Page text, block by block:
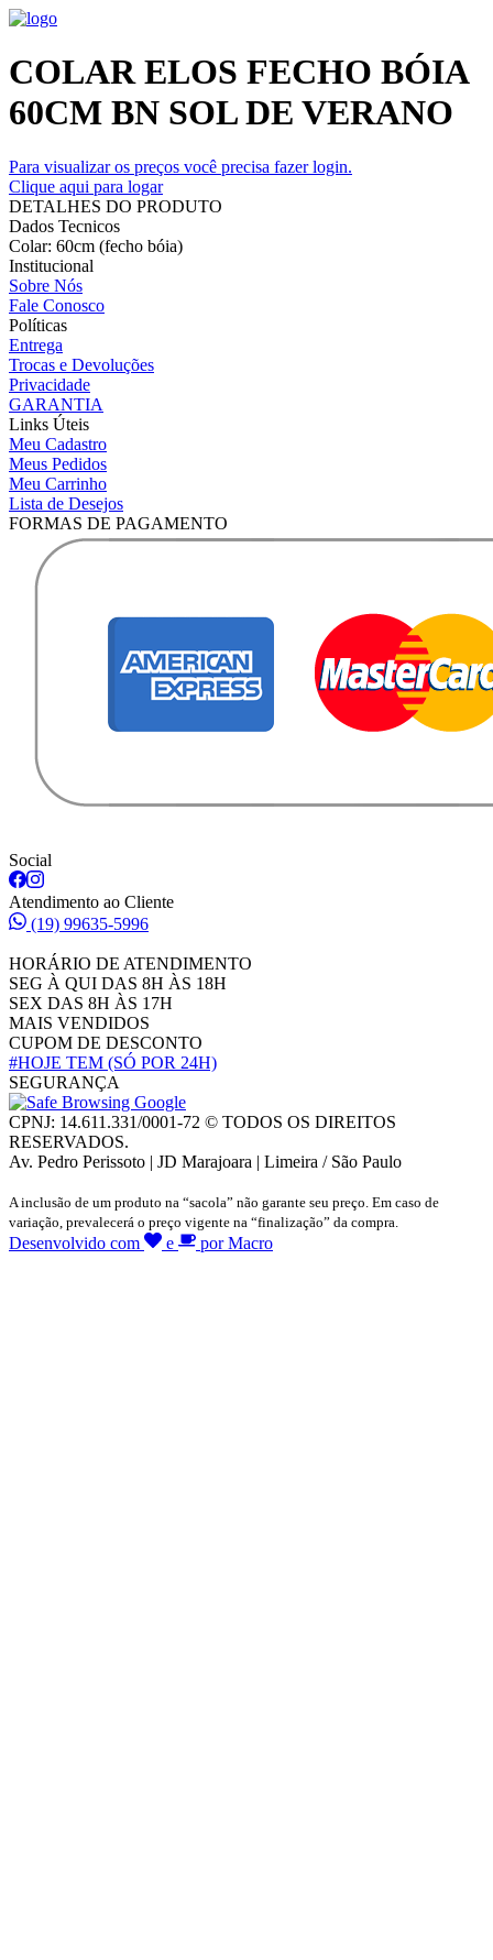
COLAR ELOS FECHO BÓIA
60CM BN SOL DE VERANO
Para visualizar os preços você precisa fazer login.
Clique aqui para logar
DETALHES DO PRODUTO
Dados Tecnicos
Colar: 60cm (fecho bóia)
Institucional
Sobre Nós
Fale Conosco
Políticas
Entrega
Trocas e Devoluções
Privacidade
GARANTIA
Links Úteis
Meu Cadastro
Meus Pedidos
Meu Carrinho
Lista de Desejos
FORMAS DE PAGAMENTO
Social
Atendimento ao Cliente
(19) 99635-5996
HORÁRIO DE ATENDIMENTO
SEG À QUI DAS 8H ÀS 18H
SEX DAS 8H ÀS 17H
MAIS VENDIDOS
CUPOM DE DESCONTO
#HOJE TEM (SÓ POR 24H)
SEGURANÇA
CPNJ: 14.611.331/0001-72 © TODOS OS DIREITOS
RESERVADOS.
Av. Pedro Perissoto | JD Marajoara | Limeira / São Paulo
A inclusão de um produto na “sacola” não garante seu preço. Em caso de
variação, prevalecerá o preço vigente na “finalização” da compra.
Desenvolvido com e por Macro